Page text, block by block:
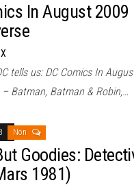
In August
tells us: DC Comics In
– Batman, Batman & Robin,…
Non
Goodies:
1981)